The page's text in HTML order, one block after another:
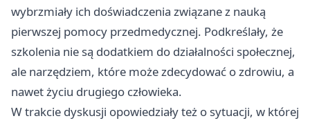
wybrzmiały ich doświadczenia związane z nauką
pierwszej pomocy przedmedycznej. Podkreślały, że
szkolenia nie są dodatkiem do działalności społecznej,
ale narzędziem, które może zdecydować o zdrowiu, a
nawet życiu drugiego człowieka.
W trakcie dyskusji opowiedziały też o sytuacji, w której